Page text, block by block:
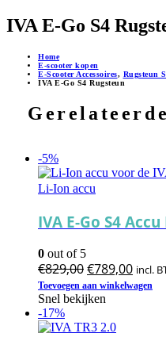
IVA E-Go S4
Home
E-scooter kopen
E-Scooter Accessoires, Rugsteun
IVA E-Go S4 Rugsteun
-5%
Li-Ion accu
IVA E-Go S4
0 out of 5
€829,00
prijs
was:
€789,00
prijs
incl.
Toevoegen aan winkelwagen
Snel bekijken
-17%